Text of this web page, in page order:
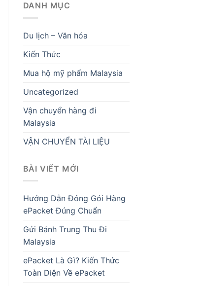
DANH MỤC
Du lịch – Văn hóa
Kiến Thức
Mua hộ mỹ phẩm Malaysia
Uncategorized
Vận chuyển hàng đi
Malaysia
VẬN CHUYỂN TÀI LIỆU
BÀI VIẾT MỚI
Hướng Dẫn Đóng Gói Hàng
ePacket Đúng Chuẩn
Gửi Bánh Trung Thu Đi
Malaysia
ePacket Là Gì? Kiến Thức
Toàn Diện Về ePacket